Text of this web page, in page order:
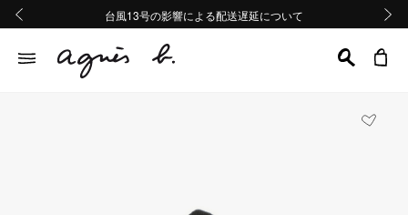
熊本地域地震の影響による配送遅延について
Summer Sale 2buy10%OFF!!
台風13号の影響による配送遅延について
熊本地域地震の影響による配送遅延について
Summer Sale 2buy10%OFF!!